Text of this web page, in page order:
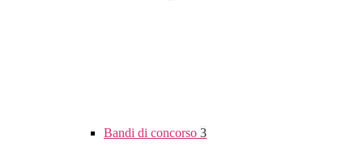
Bandi di concorso 3